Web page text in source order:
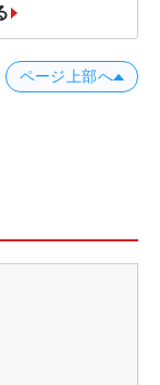
ページ上部へ